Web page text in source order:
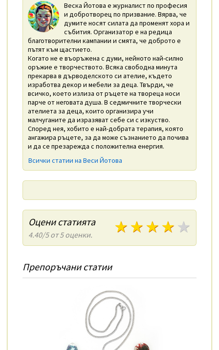
Веска Йотова е журналист по професия
и добротворец по призвание. Вярва, че
думите носят силата да променят хора и
събития. Организатор е на редица
благотворителни кампании и смята, че доброто е
пътят към щастието.
Когато не е въоръжена с думи, нейното най-силно
оръжие е творчеството. Всяка свободна минута
прекарва в дърводелското си ателие, където
изработва декор и мебели за деца. Твърди, че
всичко, което излиза от ръцете на твореца носи
парче от неговата душа. В седмичните творчески
ателиета за деца, които организира учи
малчуганите да изразяват себе си с изкуство.
Според нея, хобито е най-добрата терапия, която
ангажира ръцете, за да може съзнанието да почива
и да се презарежда с положителна енергия.
Всички статии на Веси Йотова
Оцени статията
4.40/5 от 5 оценки. 4
3 звезди
2 звезди
1 звезди
Препоръчани статии